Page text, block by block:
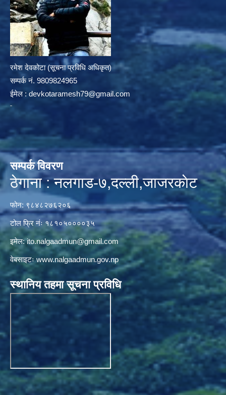
रमेश देवकोटा (सूचना प्रविधि अधिकृत)
सम्पर्क न‌ं. 9809824965
ईमेल : devkotaramesh79@gmail.com
सम्पर्क विवरण
ठेगाना : नलगाड-७,दल्ली,जाजरकाेट
फोन: ९८४८२७६२०६
टोल फ्रि नंः १८१०५००००३५
इमेल:ito.nalgaadmun@gmail.com
वेबसाइटःwww.nalgaadmun.gov.np
स्थानिय तहमा सूचना प्रविधि